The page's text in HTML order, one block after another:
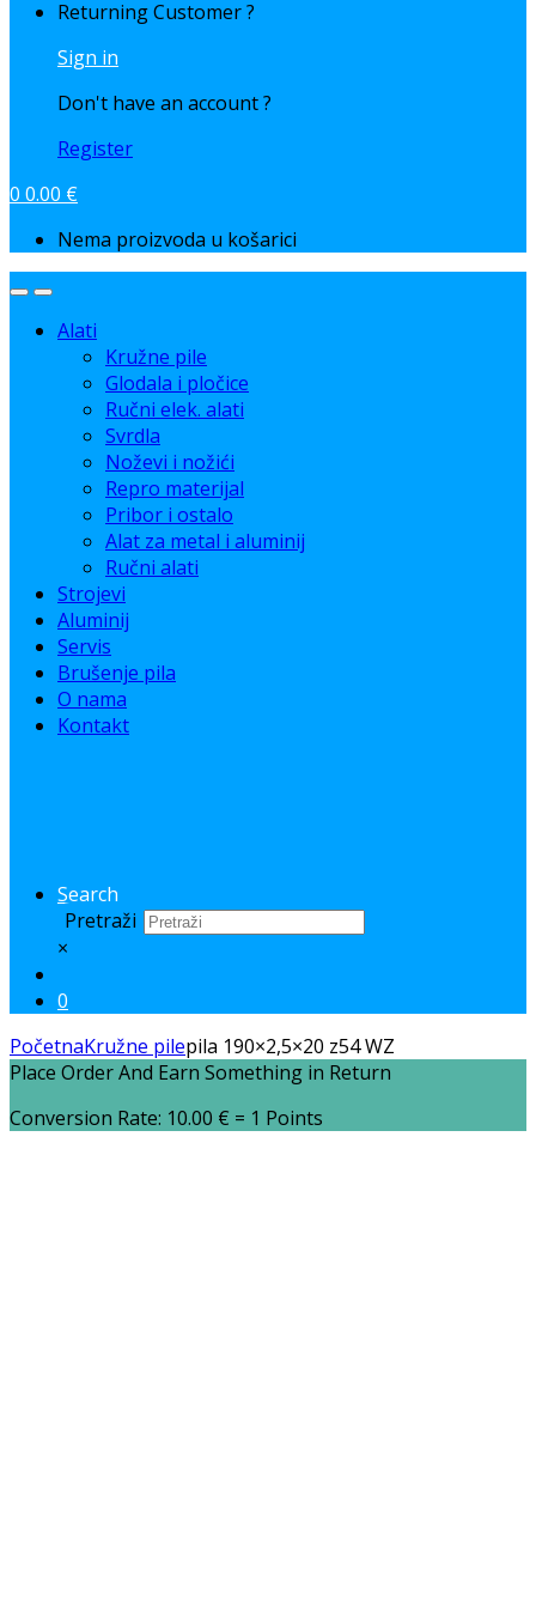
Returning Customer ?
Sign in
Don't have an account ?
Register
0 0.00 €
Nema proizvoda u košarici
Alati
Kružne pile
Glodala i pločice
Ručni elek. alati
Svrdla
Noževi i nožići
Repro materijal
Pribor i ostalo
Alat za metal i aluminij
Ručni alati
Strojevi
Aluminij
Servis
Brušenje pila
O nama
Kontakt
Search
Pretraži
×
0
PočetnaKružne pilepila 190×2,5×20 z54 WZ
Place Order And Earn Something in Return
Conversion Rate: 10.00 € = 1 Points